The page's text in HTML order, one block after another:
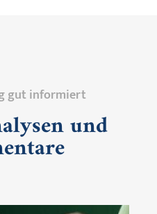
gut informiert
und